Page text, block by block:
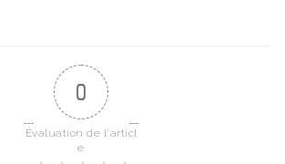
0
Évaluation de l'articl
e